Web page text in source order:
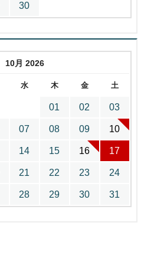
30
10月 2026
水 木 金 土
01 02 03
07 08 09 10
14 15 16 17
21 22 23 24
28 29 30 31